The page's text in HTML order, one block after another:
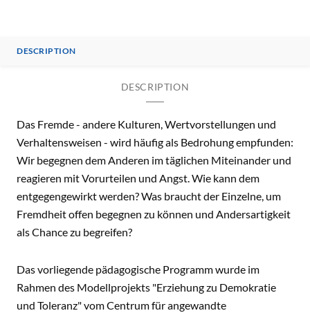
DESCRIPTION
DESCRIPTION
Das Fremde - andere Kulturen, Wertvorstellungen und
Verhaltensweisen - wird häufig als Bedrohung empfunden:
Wir begegnen dem Anderen im täglichen Miteinander und
reagieren mit Vorurteilen und Angst. Wie kann dem
entgegengewirkt werden? Was braucht der Einzelne, um
Fremdheit offen begegnen zu können und Andersartigkeit
als Chance zu begreifen?
Das vorliegende pädagogische Programm wurde im
Rahmen des Modellprojekts "Erziehung zu Demokratie
und Toleranz" vom Centrum für angewandte